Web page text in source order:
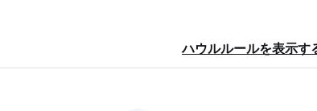
ハウルルールを表示す